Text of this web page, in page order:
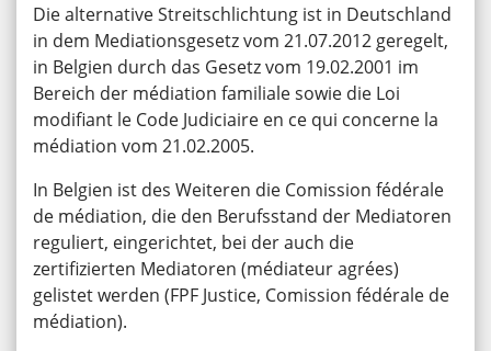
Die alternative Streitschlichtung ist in Deutschland
in dem Mediationsgesetz vom 21.07.2012 geregelt,
in Belgien durch das Gesetz vom 19.02.2001 im
Bereich der médiation familiale sowie die Loi
modifiant le Code Judiciaire en ce qui concerne la
médiation vom 21.02.2005.
In Belgien ist des Weiteren die Comission fédérale
de médiation, die den Berufsstand der Mediatoren
reguliert, eingerichtet, bei der auch die
zertifizierten Mediatoren (médiateur agrées)
gelistet werden (FPF Justice, Comission fédérale de
médiation).